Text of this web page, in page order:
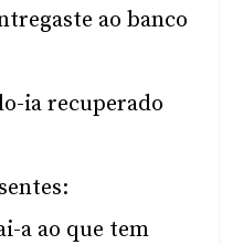
ao banco
ia recuperado
a ao que tem